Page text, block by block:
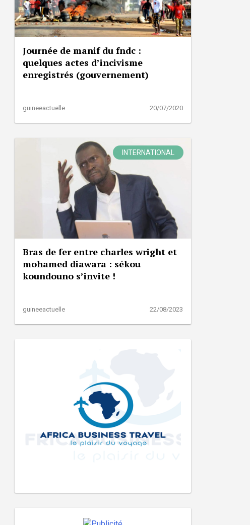
Journée de manif du fndc :
quelques actes d’incivisme
enregistrés (gouvernement)
guineeactuelle 20/07/2020
INTERNATIONAL
Bras de fer entre charles wright et
mohamed diawara : sékou
koundouno s’invite !
guineeactuelle 22/08/2023